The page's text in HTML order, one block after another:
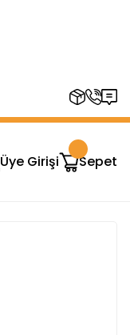
Üye Girişi Sepet